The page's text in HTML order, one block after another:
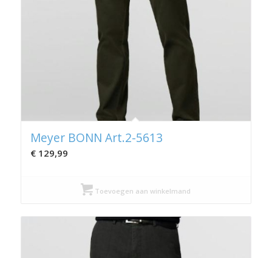
Meyer BONN Art.2-5613
€129,99
Toevoegen aan winkelmand